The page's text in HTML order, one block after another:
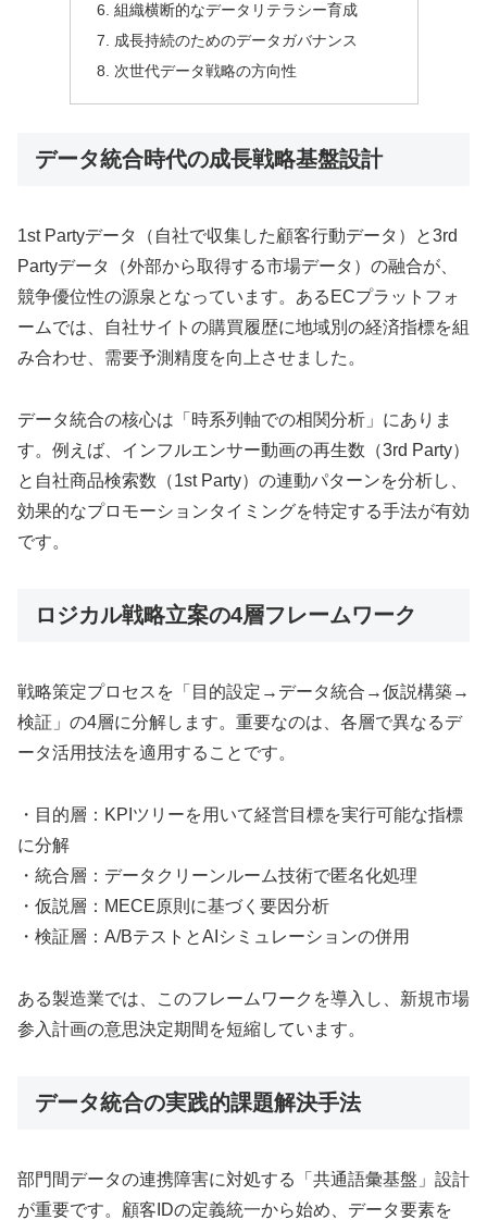
組織横断的なデータリテラシー育成
成長持続のためのデータガバナンス
次世代データ戦略の方向性
データ統合時代の成長戦略基盤設計
1st Partyデータ（自社で収集した顧客行動データ）と3rd
Partyデータ（外部から取得する市場データ）の融合が、
競争優位性の源泉となっています。あるECプラットフォ
ームでは、自社サイトの購買履歴に地域別の経済指標を組
み合わせ、需要予測精度を向上させました。
データ統合の核心は「時系列軸での相関分析」にありま
す。例えば、インフルエンサー動画の再生数（3rd Party）
と自社商品検索数（1st Party）の連動パターンを分析し、
効果的なプロモーションタイミングを特定する手法が有効
です。
ロジカル戦略立案の4層フレームワーク
戦略策定プロセスを「目的設定→データ統合→仮説構築→
検証」の4層に分解します。重要なのは、各層で異なるデ
ータ活用技法を適用することです。
・目的層：KPIツリーを用いて経営目標を実行可能な指標
に分解
・統合層：データクリーンルーム技術で匿名化処理
・仮説層：MECE原則に基づく要因分析
・検証層：A/BテストとAIシミュレーションの併用
ある製造業では、このフレームワークを導入し、新規市場
参入計画の意思決定期間を短縮しています。
データ統合の実践的課題解決手法
部門間データの連携障害に対処する「共通語彙基盤」設計
が重要です。顧客IDの定義統一から始め、データ要素を